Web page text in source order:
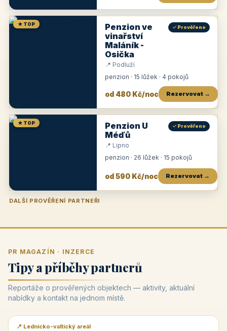
★ TOP
Penzion ve
vinařství
Maláník -
Osička
✓ Prověřeno
📍 Podluží
penzion · 15 lůžek · 4 pokojů
od 480 Kč/noc Rezervovat →
★ TOP
Penzion U
Méďů
✓ Prověřeno
📍 Lipno
penzion · 26 lůžek · 15 pokojů
od 590 Kč/noc Rezervovat →
DALŠÍ PROVĚŘENÍ PARTNEŘI
Penzion U Zámku Pension Faber
PR MAGAZÍN · INZERCE
Tipy a příběhy partnerů
Reportáže o prověřených objektech — aktivity, aktuální
nabídky a kontakt na jednom místě.
📰 PR článek
📍 Lednicko-valtický areál